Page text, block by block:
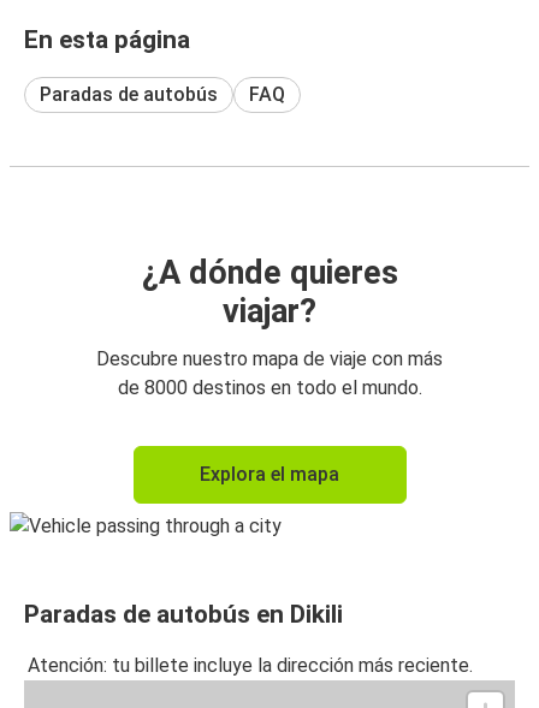
En esta página
Paradas de autobús FAQ
¿A dónde quieres
viajar?
Descubre nuestro mapa de viaje con más
de 8000 destinos en todo el mundo.
Explora el mapa
Paradas de autobús en Dikili
Atención: tu billete incluye la dirección más reciente.